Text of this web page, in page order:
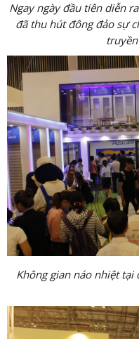
Ngay ngày đầu tiên diễn ra
đã thu hút đông đảo sự
Không gian náo nhiệt tại